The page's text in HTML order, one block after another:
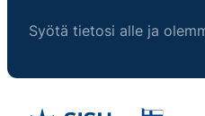
Syötä tietosi alle ja